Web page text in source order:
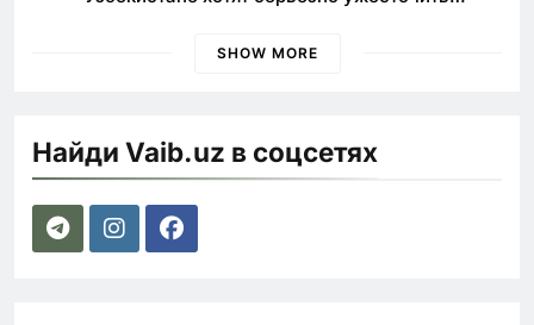
SHOW MORE
Найди Vaib.uz в соцсетях